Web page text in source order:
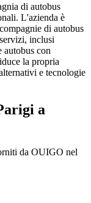
di autobus
L'azienda è
di autobus
inclusi
autobus con
la propria
e tecnologie
a
da OUIGO nel